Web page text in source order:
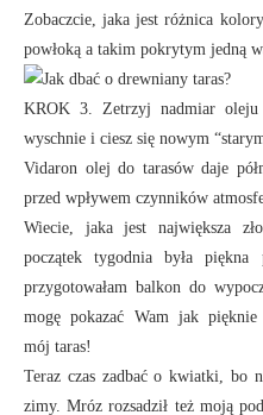
Zobaczcie, jaka jest różnica
powłoką a takim pokrytym jedną
KROK 3. Zetrzyj nadmiar oleju
wyschnie i ciesz się nowym
Vidaron olej do tarasów daje
przed wpływem czynników
Wiecie, jaka jest największa
początek tygodnia była piękna
przygotowałam balkon do
mogę pokazać Wam jak
mój taras!
Teraz czas zadbać o kwiatki, bo
zimy. Mróz rozsadził też moją